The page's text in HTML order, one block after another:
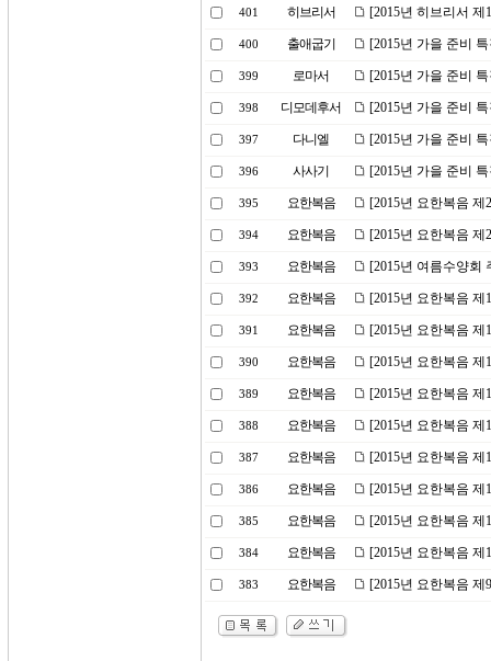
401 히브리서 [2015년 히브리서
400 출애굽기 [2015년 가을 준비
399 로마서 [2015년 가을 준비
398 디모데후서 [2015년 가을 준비
397 다니엘 [2015년 가을 준비
396 사사기 [2015년 가을 준비
395 요한복음 [2015년 요한복음 제
394 요한복음 [2015년 요한복음
393 요한복음 [2015년 여름수양회
392 요한복음 [2015년 요한복음
391 요한복음 [2015년 요한복음
390 요한복음 [2015년 요한복음
389 요한복음 [2015년 요한복음
388 요한복음 [2015년 요한복음
387 요한복음 [2015년 요한복음
386 요한복음 [2015년 요한복음
385 요한복음 [2015년 요한복음
384 요한복음 [2015년 요한복음
383 요한복음 [2015년 요한복음